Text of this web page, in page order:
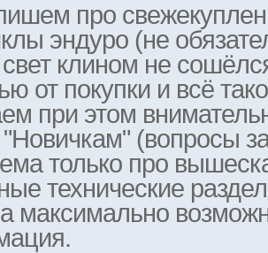
про
эндуро (не
клином не
от покупки и всё
при этом
"Новичкам" (вопросы
только про
технические
максимально